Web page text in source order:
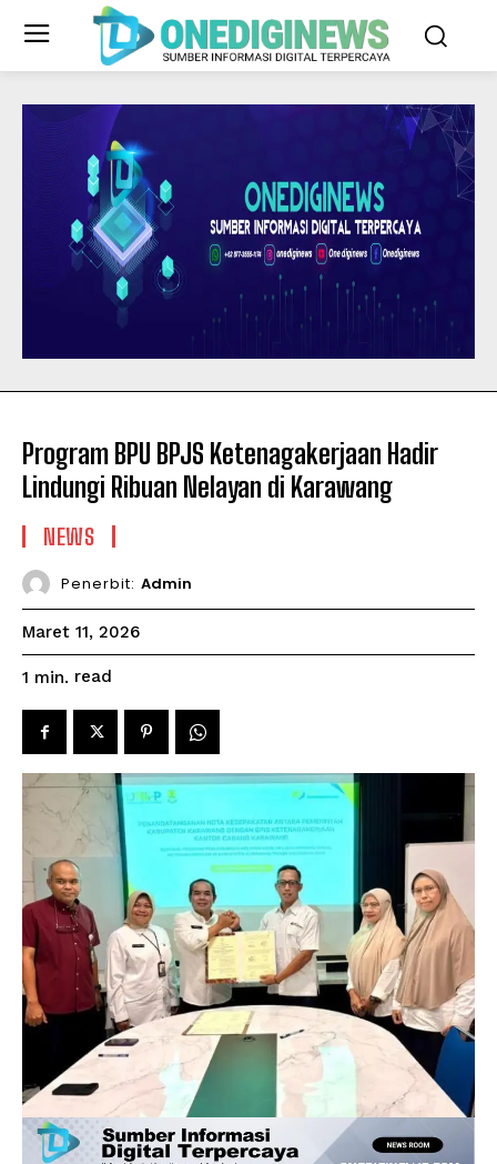
Program BPU BPJS Ketenagakerjaan Hadir
Lindungi Ribuan Nelayan di Karawang
NEWS
Penerbit: Admin
Maret 11, 2026
1 min. read